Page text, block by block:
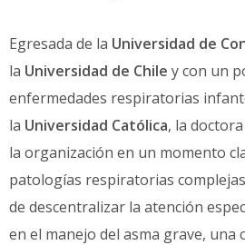
Egresada de la Universidad de
la Universidad de Chile y con un
enfermedades respiratorias
la Universidad Católica, la
la organización en un momento
patologías respiratorias
de descentralizar la atención
en el manejo del asma grave, una